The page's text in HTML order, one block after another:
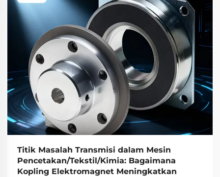
Titik Masalah Transmisi dalam Mesin
Pencetakan/Tekstil/Kimia: Bagaimana
Kopling Elektromagnet Meningkatkan